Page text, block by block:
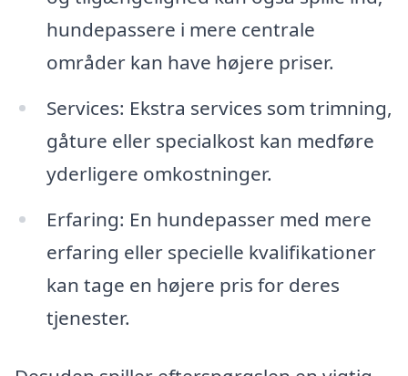
hundepassere i mere centrale
områder kan have højere priser.
Services: Ekstra services som trimning,
gåture eller specialkost kan medføre
yderligere omkostninger.
Erfaring: En hundepasser med mere
erfaring eller specielle kvalifikationer
kan tage en højere pris for deres
tjenester.